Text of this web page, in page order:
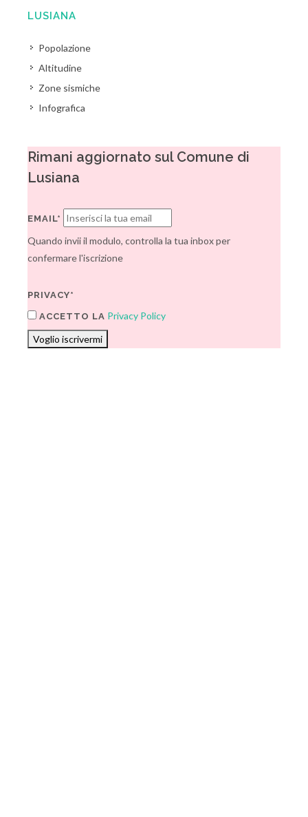
LUSIANA
Popolazione
Altitudine
Zone sismiche
Infografica
Rimani aggiornato sul Comune di
Lusiana
EMAIL*
Quando invii il modulo, controlla la tua inbox per
confermare l'iscrizione
PRIVACY*
ACCETTO LA Privacy Policy
Voglio iscrivermi